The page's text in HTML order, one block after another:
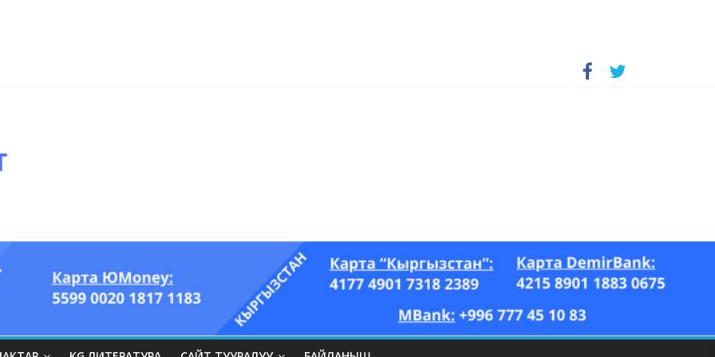
өпкөсүнө, бөйрөгүнө суук тийгизип алган…” (Динара БЕЙШЕНАЛИЕВА, “Азия Ньюс” гезити, 26.07–17.08.2023-ж.)